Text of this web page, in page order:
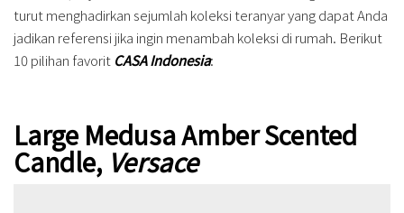
turut menghadirkan sejumlah koleksi teranyar yang dapat Anda
jadikan referensi jika ingin menambah koleksi di rumah. Berikut
10 pilihan favorit CASA Indonesia:
Large Medusa Amber Scented
Candle, Versace